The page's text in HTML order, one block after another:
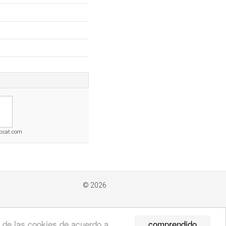
comprendido
© 2026